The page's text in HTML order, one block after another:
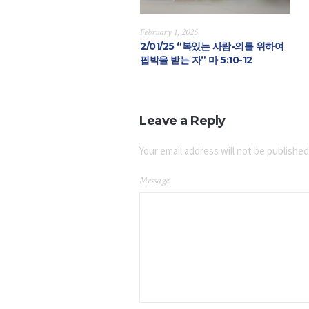
February 1, 2025
2/01/25 “복있는 사람-의를 위하여
핍박을 받는 자” 마 5:10-12
Leave a Reply
Your email address will not be
Message